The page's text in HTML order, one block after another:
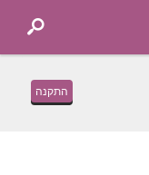
התקנה